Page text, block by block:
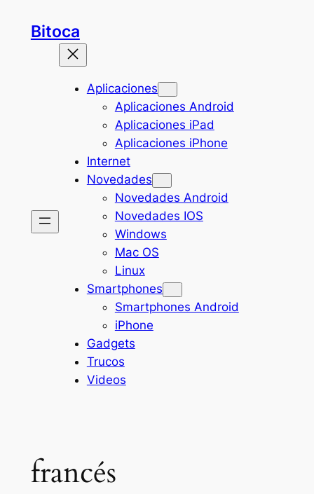
Bitoca
Aplicaciones
Aplicaciones Android
Aplicaciones iPad
Aplicaciones iPhone
Internet
Novedades
Novedades Android
Novedades IOS
Windows
Mac OS
Linux
Smartphones
Smartphones Android
iPhone
Gadgets
Trucos
Videos
francés